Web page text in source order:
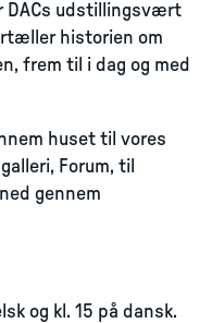
DACs udstillingsvært
historien om
frem til i dag og med
huset til vores
Forum, til
gennem
og kl. 15 på dansk.